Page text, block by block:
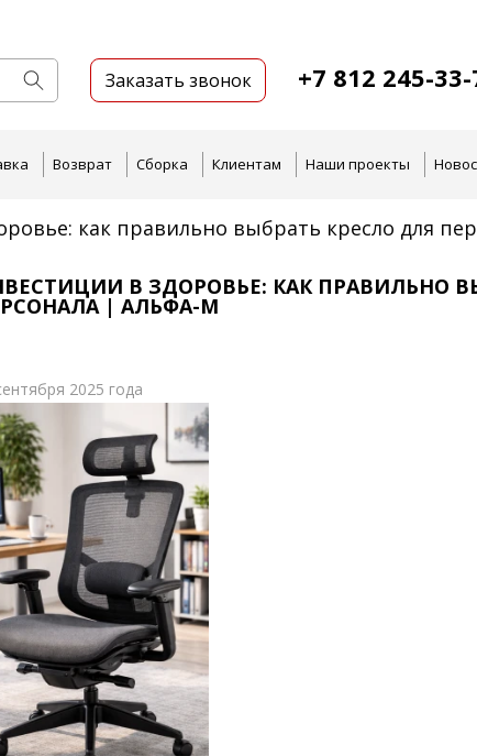
Заказать звонок +7 812 245-
Возврат Сборка Клиентам Наши проекты
как правильно выбрать кресло для
В ЗДОРОВЬЕ: КАК ПРАВИЛЬНО
| АЛЬФА-М
2025 года